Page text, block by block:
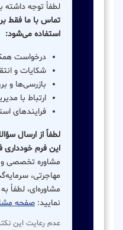
لطفاً توجه داشته
تماس با ما فقط
استفاده می‌شود:
درخواست
شکایات و
بازرسی‌ها و
ارتباط با
فرایندهای
لطفاً از ارسال
این فرم خودداری
مشاوره تخصصی
مهاجرتی،
مشاوره‌ای، لطفاً
نمایید: صفحه
عدم رعایت این